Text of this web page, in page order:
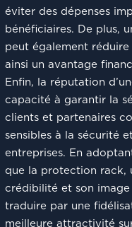
éviter des dépenses
bénéficiaires. De plus,
peut également réduire
ainsi un avantage
Enfin, la réputation
capacité à garantir la
clients et partenaires
sensibles à la sécurité
entreprises. En
que la protection rack,
crédibilité et son
traduire par une
meilleure attractivité